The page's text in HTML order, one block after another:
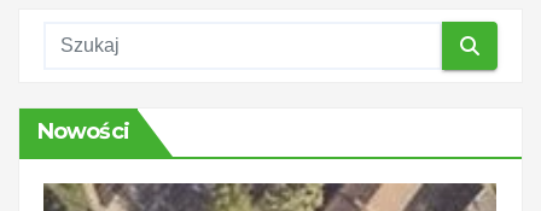
Nowości